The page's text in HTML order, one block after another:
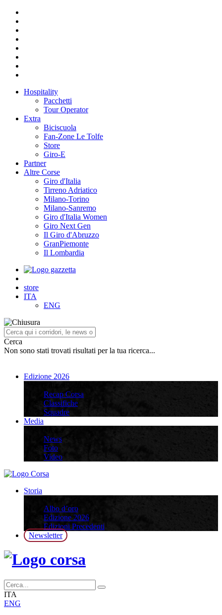
Hospitality
Pacchetti
Tour Operator
Extra
Biciscuola
Fan-Zone Le Tolfe
Store
Giro-E
Partner
Altre Corse
Giro d'Italia
Tirreno Adriatico
Milano-Torino
Milano-Sanremo
Giro d'Italia Women
Giro Next Gen
Il Giro d'Abruzzo
GranPiemonte
Il Lombardia
store
ITA
ENG
Cerca
Non sono stati trovati risultati per la tua ricerca...
Edizione 2026
Recap Corsa
Classifiche
Squadre
Media
News
Foto
Video
Storia
Albo d’oro
Edizione 2026
Edizioni Precedenti
Newsletter
ITA
ENG